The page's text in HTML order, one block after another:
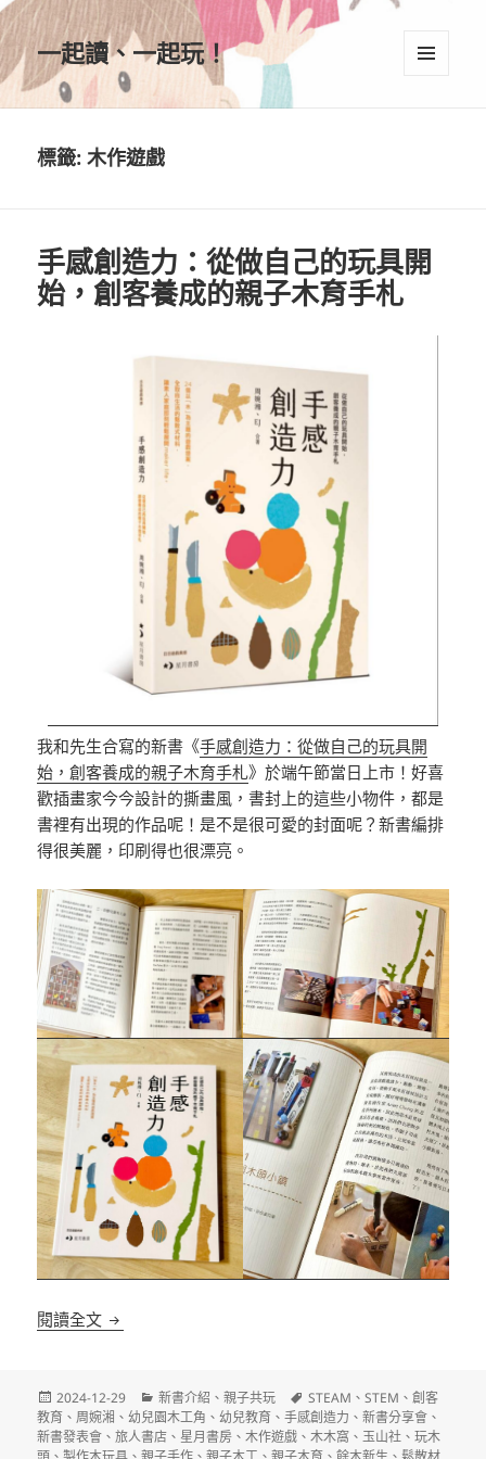
一起讀、一起玩！
標籤:木作遊戲
手感創造力：從做自己的玩具開
始，創客養成的親子木育手札
我和先生合寫的新書《手感創造力：從做自己的玩具開
始，創客養成的親子木育手札》於端午節當日上市！好喜
歡插畫家今今設計的撕畫風，書封上的這些小物件，都是
書裡有出現的作品呢！是不是很可愛的封面呢？新書編排
得很美麗，印刷得也很漂亮。
閱讀全文 手感創造力：從做自己的玩具開始，創客養成的親子
發
佈
日
期:
2024-12-29
分
類
新書介紹 、親子共玩
標
籤
STEAM 、STEM 、創客
教育 、 周婉湘 、幼兒園木工角 、幼兒教育 、手感創造力 、新書分享會 、
新書發表會 、旅人書店 、 星月書房 、木作遊戲 、木木窩 、玉山社 、玩木